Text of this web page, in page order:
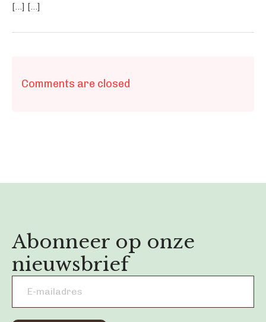
[…] […]
Comments are closed
Abonneer op onze
nieuwsbrief
Email
address